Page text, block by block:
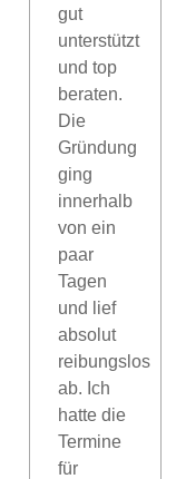
gut
unterstützt
und top
beraten.
Die
Gründung
ging
innerhalb
von ein
paar
Tagen
und lief
absolut
reibungslos
ab. Ich
hatte die
Termine
für